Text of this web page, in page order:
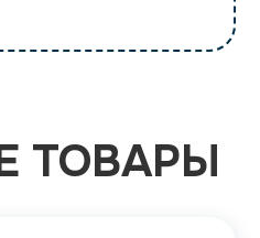
ТОВАРЫ